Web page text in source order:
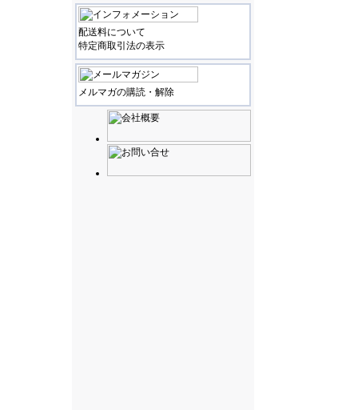
配送料について
特定商取引法の表示
メルマガの購読・解除